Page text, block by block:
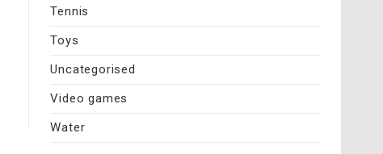
Tennis
Toys
Uncategorised
Video games
Water